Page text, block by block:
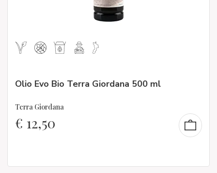
Olio Evo Bio Terra Giordana 500 ml
Terra Giordana
€ 12,50